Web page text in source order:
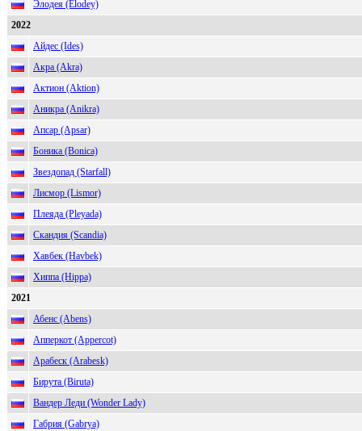
Элодея (Elodey)
2022
Айдес (Ides)
Акра (Akra)
Актион (Aktion)
Аникра (Anikra)
Апсар (Apsar)
Боника (Bonica)
Звездопад (Starfall)
Лисмор (Lismor)
Плеяда (Pleyada)
Скандия (Scandia)
Хавбек (Havbek)
Хиппа (Hippa)
2021
Абенс (Abens)
Апперкот (Appercot)
Арабеск (Arabesk)
Бирута (Biruta)
Вандер Леди (Wonder Lady)
Габрия (Gabrya)